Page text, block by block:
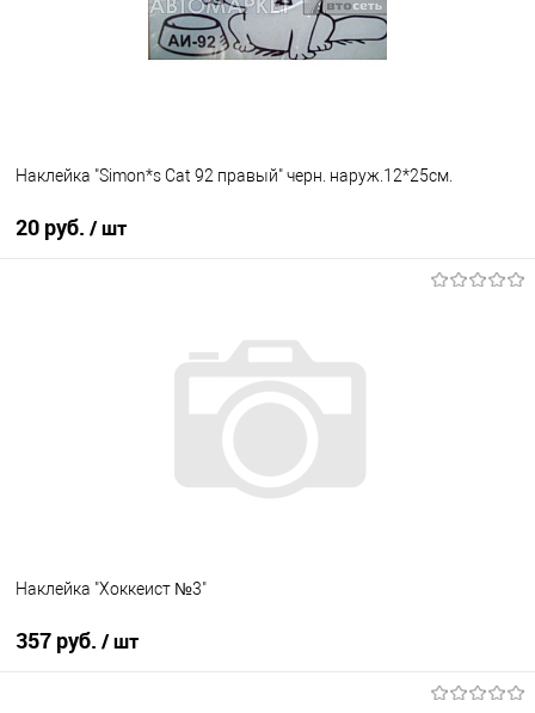
Наклейка "Simon*s Cat 92 правый" черн. наруж.12*25см.
20 руб. / шт
В наличии
Наклейка "Хоккеист №3"
357 руб. / шт